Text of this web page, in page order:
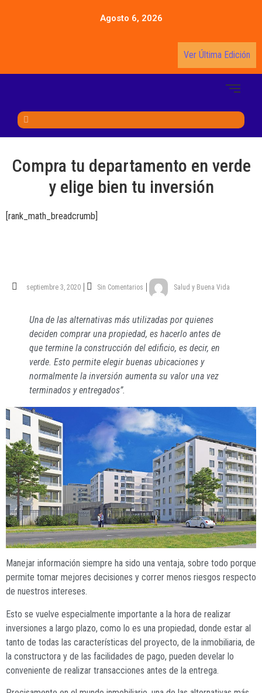
Agosto 6, 2026
Ver Última Edición
Compra tu departamento en verde
y elige bien tu inversión
[rank_math_breadcrumb]
septiembre 3, 2020 Sin Comentarios Salud y Buena Vida
Una de las alternativas más utilizadas por quienes
deciden comprar una propiedad, es hacerlo antes de
que termine la construcción del edificio, es decir, en
verde. Esto permite elegir buenas ubicaciones y
normalmente la inversión aumenta su valor una vez
terminados y entregados”.
Manejar información siempre ha sido una ventaja, sobre todo porque
permite tomar mejores decisiones y correr menos riesgos respecto
de nuestros intereses.
Esto se vuelve especialmente importante a la hora de realizar
inversiones a largo plazo, como lo es una propiedad, donde estar al
tanto de todas las características del proyecto, de la inmobiliaria, de
la constructora y de las facilidades de pago, pueden develar lo
conveniente de realizar transacciones antes de la entrega.